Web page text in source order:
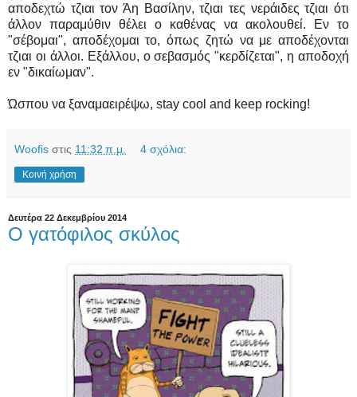
αποδεχτώ τζιαι τον Άη Βασίλην, τζιαι τες νεράιδες τζιαι ότι
άλλον παραμύθιν θέλει ο καθένας να ακολουθεί. Εν το
"σέβομαι", αποδέχομαι το, όπως ζητώ να με αποδέχονται
τζιαι οι άλλοι. Εξάλλου, ο σεβασμός "κερδίζεται", η αποδοχή
εν "δικαίωμαν".
Ώσπου να ξαναμαειρέψω, stay cool and keep rocking!
Woofis στις 11:32 π.μ. 4 σχόλια:
Κοινή χρήση
Δευτέρα 22 Δεκεμβρίου 2014
Ο γατόφιλος σκύλος